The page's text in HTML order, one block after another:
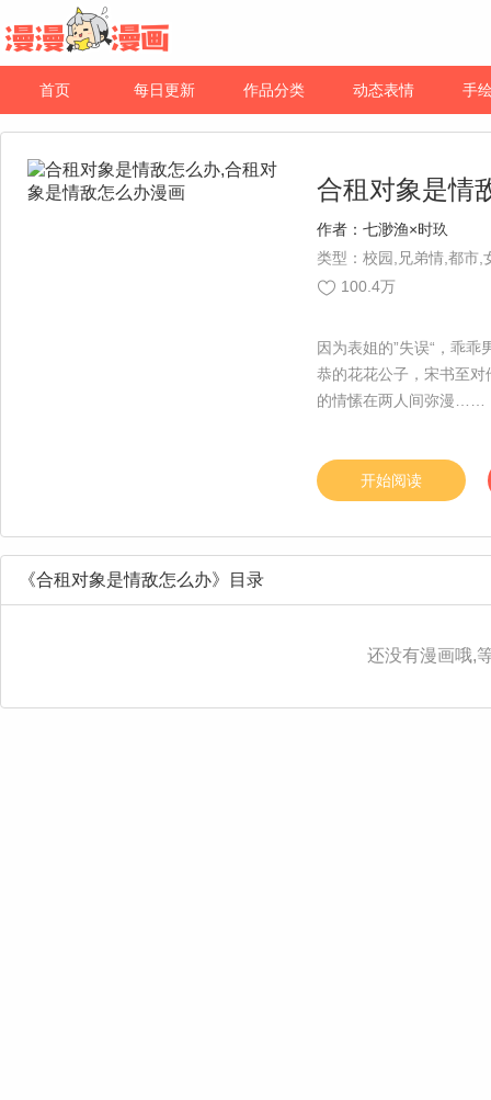
首页 每日更新 作品分类 动态表情 手
合租对象是情
作者： 七渺渔×时玖
类型：校园,兄弟情,都市,
100.4万
因为表姐的”失误“，乖
恭的花花公子，宋书至
的情愫在两人间弥漫……
开始阅读
《合租对象是情敌怎么办》目录
还没有漫画哦,